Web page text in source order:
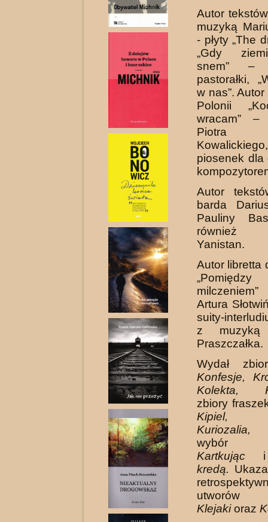
Autor
muzyką
- płyty „The
„Gdy
snem”
pastorałki,
w nas”.
Polonii
wracam”
Piotra
piosenek dla
Autor
barda
Pauliny
również
Yanistan.
Autor libretta
Artura
suity-
z muzyką
Praszczałka.
Wydał
Konfesje,
Kolekta,
zbiory
Kipiel,
wybór
Kartkując
kredą.
Klejakioraz